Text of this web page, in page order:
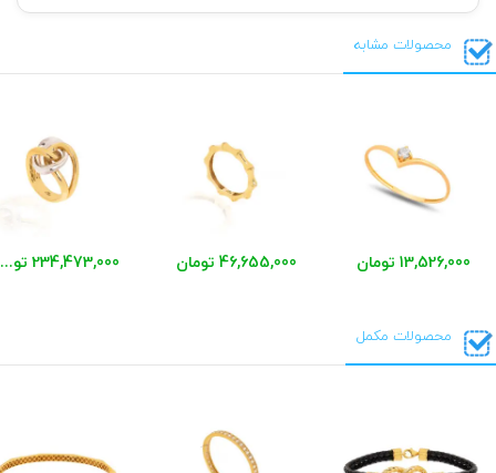
محصولات مشابه
13,526,000 تومان 46,655,000 تومان 234,473,000 تومان
محصولات مکمل